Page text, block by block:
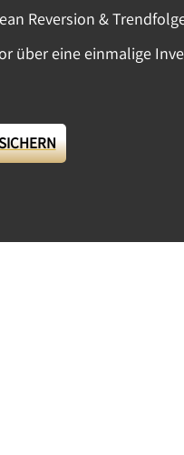
Reversion &
über eine einmalige